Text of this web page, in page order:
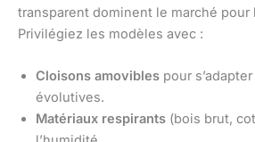
transparent dominent le marché pour
Privilégiez les modèles avec :
Cloisons amovibles pour
évolutives.
Matériaux respirants (bois brut,